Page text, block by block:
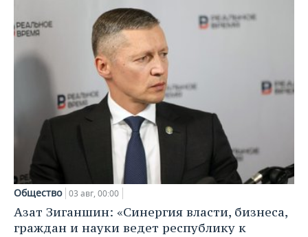
Общество 03 авг, 00:00
Азат Зиганшин: «Синергия власти, бизнеса,
граждан и науки ведет республику к